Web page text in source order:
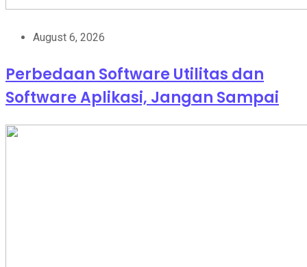
August 6, 2026
Perbedaan Software Utilitas dan
Software Aplikasi, Jangan Sampai